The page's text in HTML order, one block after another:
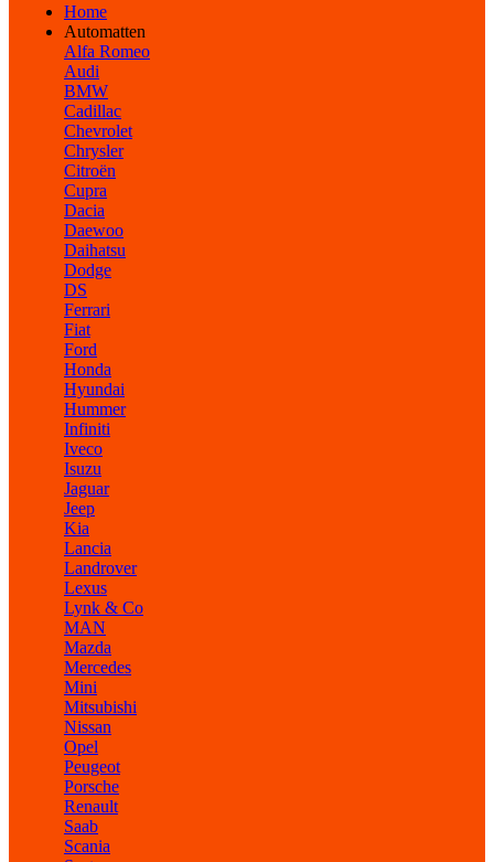
Home
Automatten
Alfa Romeo
Audi
BMW
Cadillac
Chevrolet
Chrysler
Citroën
Cupra
Dacia
Daewoo
Daihatsu
Dodge
DS
Ferrari
Fiat
Ford
Honda
Hyundai
Hummer
Infiniti
Iveco
Isuzu
Jaguar
Jeep
Kia
Lancia
Landrover
Lexus
Lynk & Co
MAN
Mazda
Mercedes
Mini
Mitsubishi
Nissan
Opel
Peugeot
Porsche
Renault
Saab
Scania